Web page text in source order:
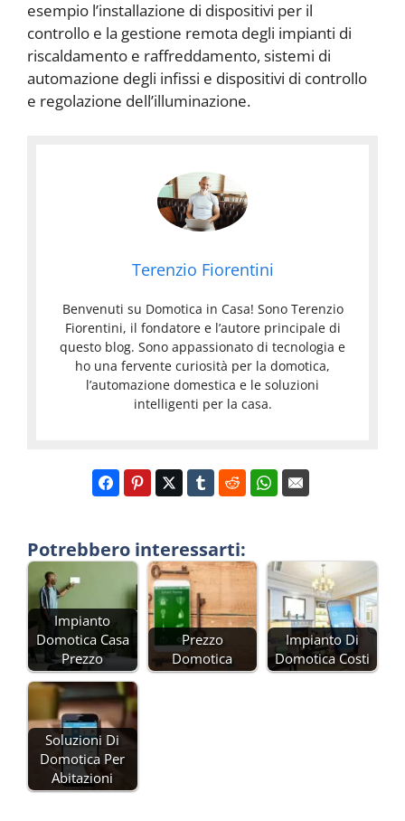
esempio l’installazione di dispositivi per il
controllo e la gestione remota degli impianti di
riscaldamento e raffreddamento, sistemi di
automazione degli infissi e dispositivi di controllo
e regolazione dell’illuminazione.
Terenzio Fiorentini
Benvenuti su Domotica in Casa! Sono Terenzio
Fiorentini, il fondatore e l’autore principale di
questo blog. Sono appassionato di tecnologia e
ho una fervente curiosità per la domotica,
l’automazione domestica e le soluzioni
intelligenti per la casa.
Potrebbero interessarti:
Impianto
Domotica Casa
Prezzo
Prezzo
Domotica
Impianto Di
Domotica Costi
Soluzioni Di
Domotica Per
Abitazioni